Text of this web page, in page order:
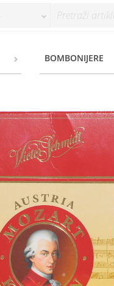
BOMBONIJERE